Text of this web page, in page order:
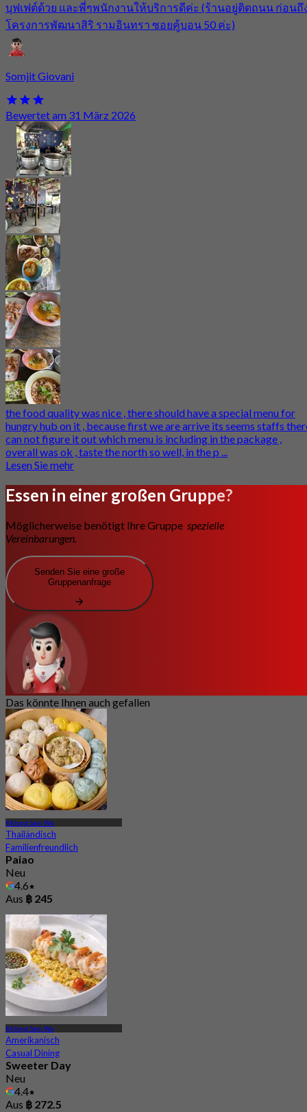
บุฟเฟต์ด้วย และพี่ๆพนักงานให้บริการดีค่ะ (ร้านอยู่ติดถนน ก่อนถึ
โครงการพัฒนาสิริ รามอินทรา ซอยคู้บอน 50 ค่ะ)
Somjit Giovani
Bewertet am 31 März 2026
the food quality was nice , there should have a special menu for
hungry hub on it , because first we are arrive its seems staffs
can not figure it out which menu is including in the package ,
overall was ok , taste the north so well, in the p ...
Lesen Sie mehr
Essen in einer großen Gruppe?
Möglicherweise benötigt Ihre Gruppe spezielle
Vereinbarungen.
Senden Sie eine große
Gruppenanfrage
Das könnte Ihnen auch gefallen
Khlong Sam Wa
Thailändisch
Familienfreundlich
Paiao
Neu
4.6
Aus ฿ 245
Khlong Sam Wa
Amerikanisch
Casual Dining
Sweeter Day
Neu
4.4
Aus ฿ 272.5